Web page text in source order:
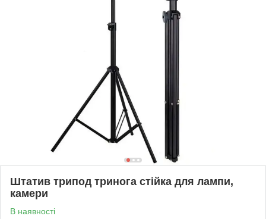
Штатив трипод тринога стійка для лампи,
камери
В наявності